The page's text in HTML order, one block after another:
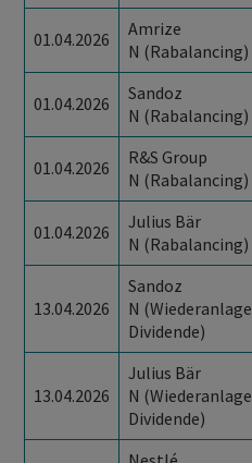
01.04.2026
Amrize
N (Rabalancing)
01.04.2026
Sandoz
N (Rabalancing)
01.04.2026
R&S Group
N (Rabalancing)
01.04.2026
Julius Bär
N (Rabalancing)
13.04.2026
Sandoz
N (Wiederanlage
Dividende)
13.04.2026
Julius Bär
N (Wiederanlage
Dividende)